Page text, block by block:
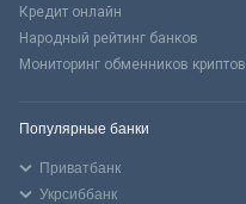
Кредит онлайн
Народный рейтинг банков
Мониторинг обменников
Популярные банки
Приватбанк
Укрсиббанк